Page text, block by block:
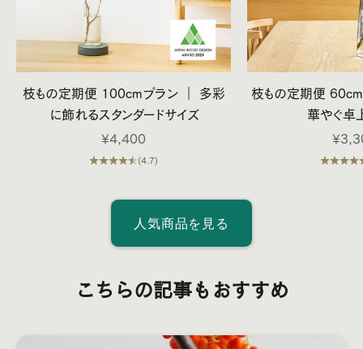
枝もの定期便 100cmプラン ｜ 多彩
に飾れるスタンダードサイズ
セール価格
¥4,400
(4.7)
枝もの定期便
華やぐ卓
セー
人気商品を見る
こちらの記事もおすすめ